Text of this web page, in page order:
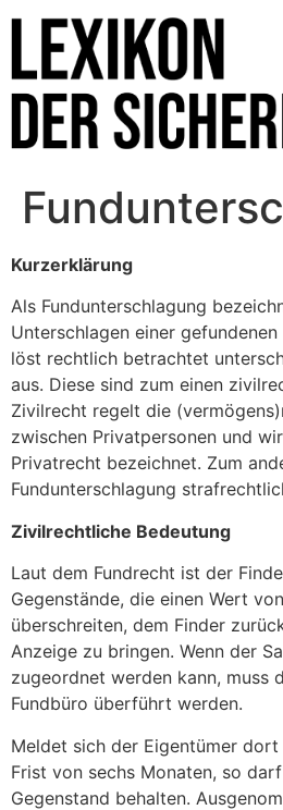
Kurzerklärung
Als Fundunterschlagung
Unterschlagen einer
löst rechtlich betrachtet
aus. Diese sind zum einen
Zivilrecht regelt die
zwischen Privatpersonen und
Privatrecht bezeichnet. Zum
Fundunterschlagung
Zivilrechtliche Bedeutung
Laut dem Fundrecht ist der
Gegenstände, die einen Wert
überschreiten, dem Finder
Anzeige zu bringen. Wenn der
zugeordnet werden kann, muss
Fundbüro überführt werden.
Meldet sich der Eigentümer
Frist von sechs Monaten, so
Gegenstand behalten.